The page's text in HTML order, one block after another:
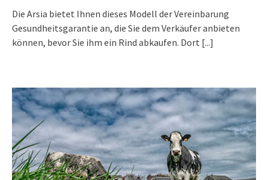
Die Arsia bietet Ihnen dieses Modell der Vereinbarung
Gesundheitsgarantie an, die Sie dem Verkäufer anbieten
können, bevor Sie ihm ein Rind abkaufen. Dort [...]